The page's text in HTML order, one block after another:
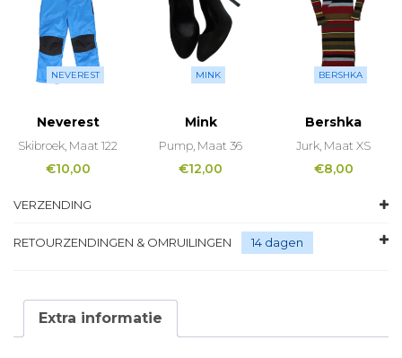
NEVEREST
Neverest
Skibroek, Maat 122
€10,00
MINK
Mink
Pump, Maat 36
€12,00
BERSHKA
Bershka
Jurk, Maat XS
€8,00
VERZENDING
RETOURZENDINGEN & OMRUILINGEN 14 dagen
Extra informatie